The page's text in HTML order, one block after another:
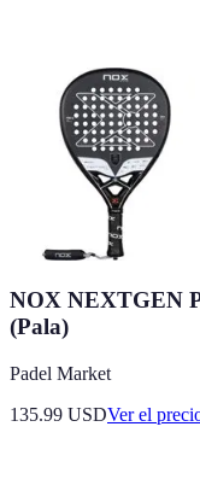
NOX NEXTGEN
(Pala)
Padel Market
135.99 USDVer el